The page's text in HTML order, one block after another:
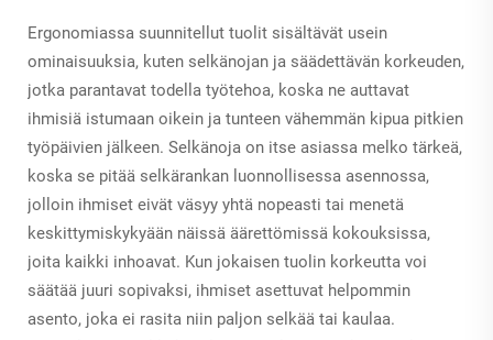
Ergonomiassa suunnitellut tuolit sisältävät usein
ominaisuuksia, kuten selkänojan ja säädettävän korkeuden,
jotka parantavat todella työtehoa, koska ne auttavat
ihmisiä istumaan oikein ja tunteen vähemmän kipua pitkien
työpäivien jälkeen. Selkänoja on itse asiassa melko tärkeä,
koska se pitää selkärankan luonnollisessa asennossa,
jolloin ihmiset eivät väsyy yhtä nopeasti tai menetä
keskittymiskykyään näissä äärettömissä kokouksissa,
joita kaikki inhoavat. Kun jokaisen tuolin korkeutta voi
säätää juuri sopivaksi, ihmiset asettuvat helpommin
asento, joka ei rasita niin paljon selkää tai kaulaa.